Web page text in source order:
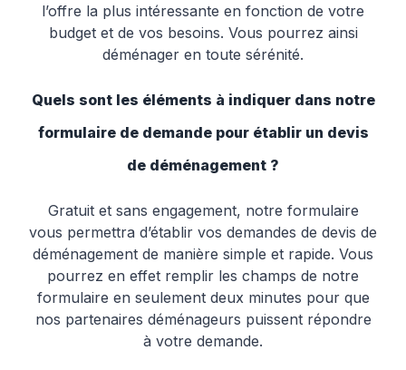
l’offre la plus intéressante en fonction de votre
budget et de vos besoins. Vous pourrez ainsi
déménager en toute sérénité.
Quels sont les éléments à indiquer dans notre
formulaire de demande pour établir un devis
de déménagement ?
Gratuit et sans engagement, notre formulaire
vous permettra d’établir vos demandes de devis de
déménagement de manière simple et rapide. Vous
pourrez en effet remplir les champs de notre
formulaire en seulement deux minutes pour que
nos partenaires déménageurs puissent répondre
à votre demande.